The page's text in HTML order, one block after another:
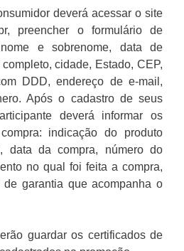
deverá acessar o site
preencher o formulário de
e sobrenome, data de
cidade, Estado, CEP,
DDD, endereço de e-mail,
Após o cadastro de seus
deverá informar os
indicação do produto
data da compra, número do
no qual foi feita a compra,
de garantia que acompanha o
guardar os certificados de